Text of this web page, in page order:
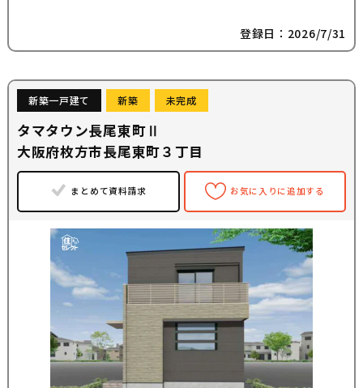
登録日：2026/7/31
新築一戸建て 新築 未完成
タマタウン長尾東町Ⅱ
大阪府枚方市長尾東町３丁目
まとめて資料請求 お気に入りに追加する